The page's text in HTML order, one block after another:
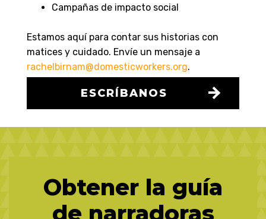
Campañas de impacto social
Estamos aquí para contar sus historias con
matices y cuidado. Envíe un mensaje a
rachelbirnam@domesticworkers.org.
ESCRÍBANOS
Obtener la guía
de narradoras